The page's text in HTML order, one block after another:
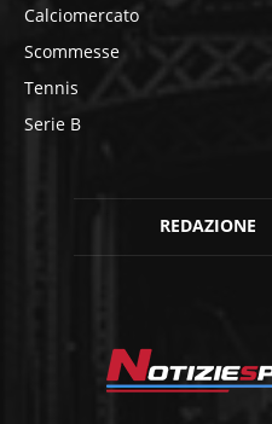
Calciomercato
Scommesse
Tennis
Serie B
REDAZIONE